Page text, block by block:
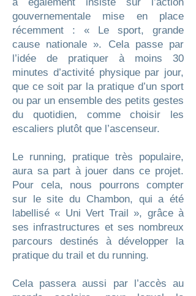
gouvernementale mise en place
récemment : « Le sport, grande
cause nationale ». Cela passe par
l’idée de pratiquer à moins 30
minutes d’activité physique par jour,
que ce soit par la pratique d’un sport
ou par un ensemble des petits gestes
du quotidien, comme choisir les
escaliers plutôt que l’ascenseur.
Le running, pratique très populaire,
aura sa part à jouer dans ce projet.
Pour cela, nous pourrons compter
sur le site du Chambon, qui a été
labellisé « Uni Vert Trail », grâce à
ses infrastructures et ses nombreux
parcours destinés à développer la
pratique du trail et du running.
Cela passera aussi par l’accès au